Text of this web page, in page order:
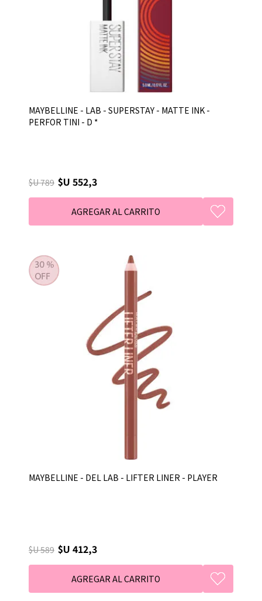
MAYBELLINE - LAB - SUPERSTAY - MATTE INK -
PERFOR TINI - D *
$U 789 $U 552,3
MAYBELLINE - DEL LAB - LIFTER LINER - PLAYER
$U 589 $U 412,3